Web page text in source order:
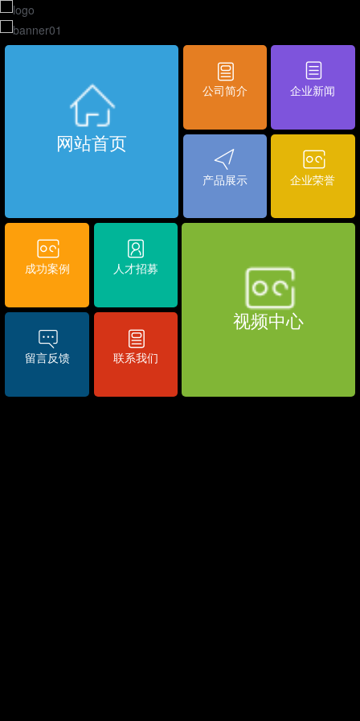
网站首页
公司简介 企业新闻
产品展示 企业荣誉
成功案例 人才招募
视频中心
留言反馈 联系我们